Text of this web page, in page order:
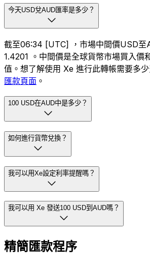
今天USD兌AUD匯率是多少？
截至06:34 [UTC] ，市場中間價USD
1.4201 。中間價是全球貨幣市場買入價
值。想了解使用 Xe 進行此轉帳需要多
匯款頁面 。
100 USD在AUD中是多少？
如何進行貨幣兌換？
我可以用Xe設定利率提醒嗎？
我可以用 Xe 發送100 USD到AUD嗎？
精簡匯款程序